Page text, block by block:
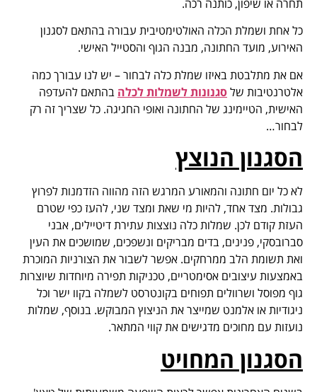
תחרה או שיפון, כותנה רכה.
כל אחת ושמלת הכלה האולטימטיבית עבורה בהתאם לסגנון
האירוע, מועד החתונה, מבנה הגוף והסטייל האישי.
אם את מתלבטת באיזו שמלת כלה לבחור – יש לנו עבורך כמה
אלטרנטיבות שלסגנונות לשמלות לכלה בהתאם להעדפה
האישית, הטיימינג של החתונה ואופי החגיגה. כל שצריך זה רק
לבחור…
הסגנון הנוצץ
לא כל יום חתונה והמאורע המרגש הזה מהווה הזדמנות לפרוץ
גבולות. מצד אחד, להיות מי שאת ומצד שני, להעז כפי שטרם
העזת קודם לכן. שמלות כלה נוצצות עתירת דיטיילים, אבני
סברובסקי, פנינים, בדים מבריקים ונשפכים, שמושכים את העין
ואת תשומת הלב ממרחקים. אפשר לשבור את הצורניות המוכרת
באמצעות עיצובים אסימטריים, טכניקות תפירה מיוחדות שיוצרות
גוף מפוסל ושרוולים תפוחים בקונטרסט לשמלה בקוו ישר וכל
ניגודיות או אלמנט שמייצר את הניצוץ המבוקש. בנוסף, שמלות
נועזות עם מחוכים מדגישים את קווי המתאר.
הסגנון המחויט